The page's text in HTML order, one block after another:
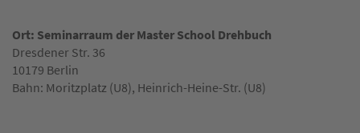
Ort: Seminarraum der Master School Drehbuch
Dresdener Str. 36
10179 Berlin
Bahn: Moritzplatz (U8), Heinrich-Heine-Str. (U8)